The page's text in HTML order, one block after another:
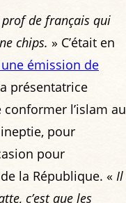
de français qui
chips. » C’était en
émission de
présentatrice
l’islam au
pour
pour
la République. « Il
c’est que les